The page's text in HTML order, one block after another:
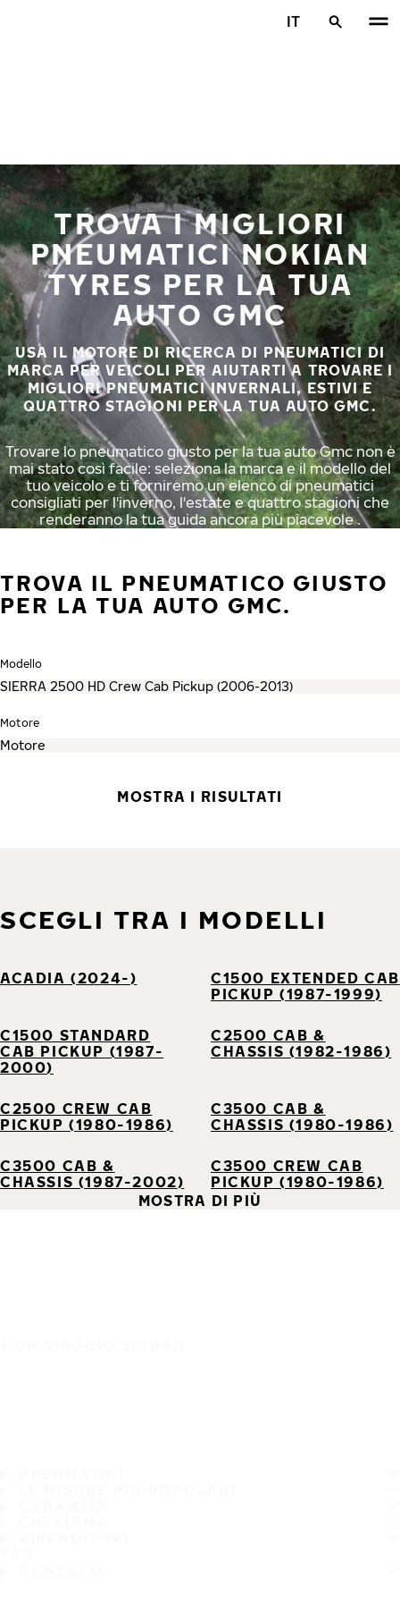
IT
TROVA I MIGLIORI
PNEUMATICI NOKIAN
TYRES PER LA TUA
AUTO GMC
USA IL MOTORE DI RICERCA DI PNEUMATICI DI
MARCA PER VEICOLI PER AIUTARTI A TROVARE I
MIGLIORI PNEUMATICI INVERNALI, ESTIVI E
QUATTRO STAGIONI PER LA TUA AUTO GMC.
Trovare lo pneumatico giusto per la tua auto Gmc non è
mai stato così facile: seleziona la marca e il modello del
tuo veicolo e ti forniremo un elenco di pneumatici
consigliati per l'inverno, l'estate e quattro stagioni che
renderanno la tua guida ancora più piacevole .
TROVA IL PNEUMATICO GIUSTO
PER LA TUA AUTO GMC.
Modello
Motore
MOSTRA I RISULTATI
SCEGLI TRA I MODELLI
ACADIA (2024-)
C1500 EXTENDED CAB
PICKUP (1987-1999)
C1500 STANDARD
CAB PICKUP (1987-
2000)
C2500 CAB &
CHASSIS (1982-1986)
C2500 CREW CAB
PICKUP (1980-1986)
C3500 CAB &
CHASSIS (1980-1986)
C3500 CAB &
CHASSIS (1987-2002)
C3500 CREW CAB
PICKUP (1980-1986)
MOSTRA DI PIÙ